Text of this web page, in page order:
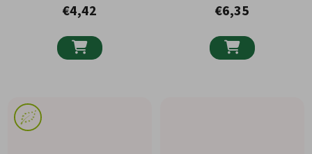
€4,42

€6,35
